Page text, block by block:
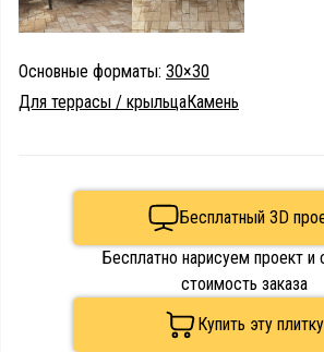
Основные форматы: 30×30
Для террасы / крыльцаКамень
Бесплатный 3D
Бесплатно нарисуем проект
стоимость заказа
Купить эту плитку